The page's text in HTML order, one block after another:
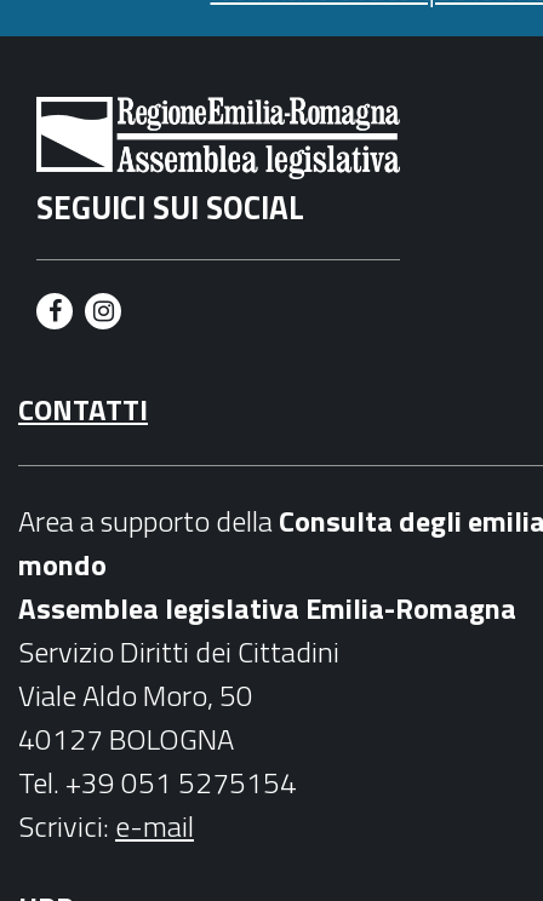
SEGUICI SUI SOCIAL
F
c
e
o
k
I
s
t
r
a
m
CONTATTI
Area a supporto dellaConsulta degli
mondo
Assemblea legislativa Emilia-Romagna
Servizio Diritti dei Cittadini
Viale Aldo Moro, 50
40127 BOLOGNA
Tel. +39 051 5275154
Scrivici:e-mail